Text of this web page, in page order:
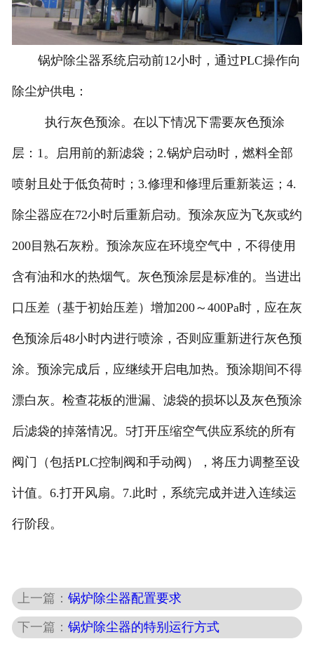
锅炉除尘器系统启动前12小时，通过PLC操作向
除尘炉供电：
执行灰色预涂。在以下情况下需要灰色预涂
层：1。启用前的新滤袋；2.锅炉启动时，燃料全部
喷射且处于低负荷时；3.修理和修理后重新装运；4.
除尘器应在72小时后重新启动。预涂灰应为飞灰或约
200目熟石灰粉。预涂灰应在环境空气中，不得使用
含有油和水的热烟气。灰色预涂层是标准的。当进出
口压差（基于初始压差）增加200～400Pa时，应在灰
色预涂后48小时内进行喷涂，否则应重新进行灰色预
涂。预涂完成后，应继续开启电加热。预涂期间不得
漂白灰。检查花板的泄漏、滤袋的损坏以及灰色预涂
后滤袋的掉落情况。5打开压缩空气供应系统的所有
阀门（包括PLC控制阀和手动阀），将压力调整至设
计值。6.打开风扇。7.此时，系统完成并进入连续运
行阶段。
上一篇：锅炉除尘器配置要求
下一篇：锅炉除尘器的特别运行方式